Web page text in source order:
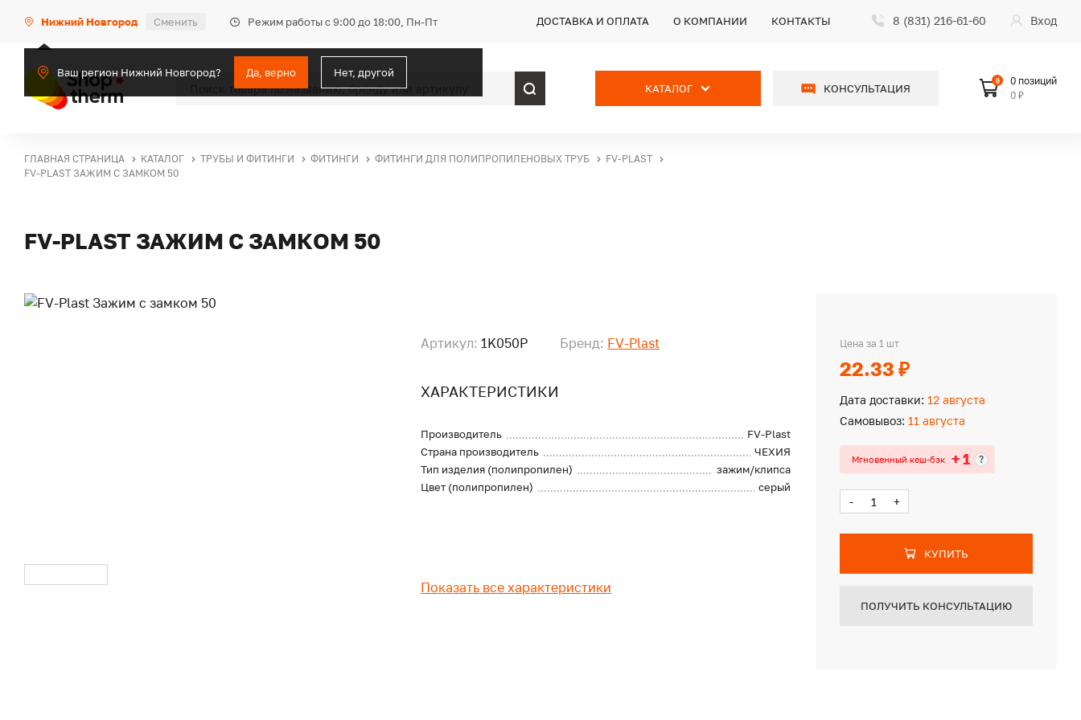
Нижний Новгород Сменить Режим работы с 9:00 до 18:00, Пн-Пт
Ваш регион Нижний Новгород? Да, верно Нет, другой
ДОСТАВКА И ОПЛАТА О КОМПАНИИ КОНТАКТЫ 8 (831) 216-61-60 Вход
КАТАЛОГ КОНСУЛЬТАЦИЯ
0
0 позиций
0 ₽
ГЛАВНАЯ СТРАНИЦА КАТАЛОГ ТРУБЫ И ФИТИНГИ ФИТИНГИ ФИТИНГИ ДЛЯ ПОЛИПРОПИЛЕНОВЫХ ТРУБ
FV-PLAST
FV-PLAST ЗАЖИМ С ЗАМКОМ 50
FV-PLAST ЗАЖИМ С ЗАМКОМ 50
Артикул: 1K050P Бренд: FV-Plast
ХАРАКТЕРИСТИКИ
Производитель
FV-Plast
Страна производитель
ЧЕХИЯ
Тип изделия (полипропилен)
зажим/клипса
Цвет (полипропилен)
серый
Показать все характеристики
Цена за 1 шт
22.33 ₽
Дата доставки: 12 августа
Самовывоз: 11 августа
Мгновенный кеш-бэк + 1 ?
- +
КУПИТЬ
ПОЛУЧИТЬ КОНСУЛЬТАЦИЮ